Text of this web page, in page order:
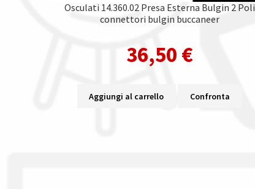
Osculati 14.360.02 Presa Esterna Bulgin 2 Poli
connettori bulgin buccaneer
36,50 €
Aggiungi al carrello Confronta